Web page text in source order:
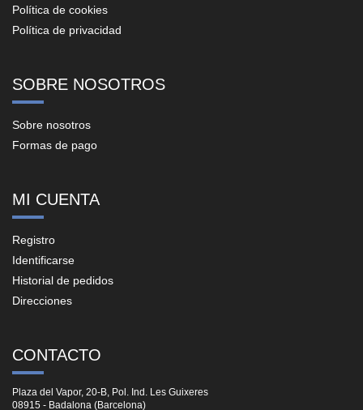
Política de cookies
Política de privacidad
SOBRE NOSOTROS
Sobre nosotros
Formas de pago
MI CUENTA
Registro
Identificarse
Historial de pedidos
Direcciones
CONTACTO
Plaza del Vapor, 20-B, Pol. Ind. Les Guixeres
08915 - Badalona (Barcelona)